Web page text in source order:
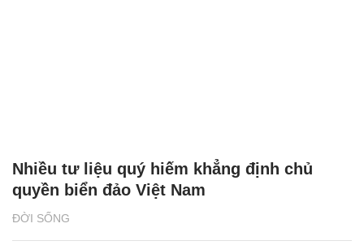
ĐỜI SỐNG
Nhiều tư liệu quý hiếm khẳng định chủ
quyền biển đảo Việt Nam